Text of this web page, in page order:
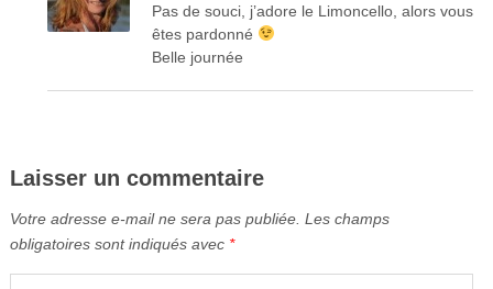
Pas de souci, j’adore le Limoncello, alors vous
êtes pardonné
Belle journée
Laisser un commentaire
Votre adresse e-mail ne sera pas publiée. Les champs
obligatoires sont indiqués avec *